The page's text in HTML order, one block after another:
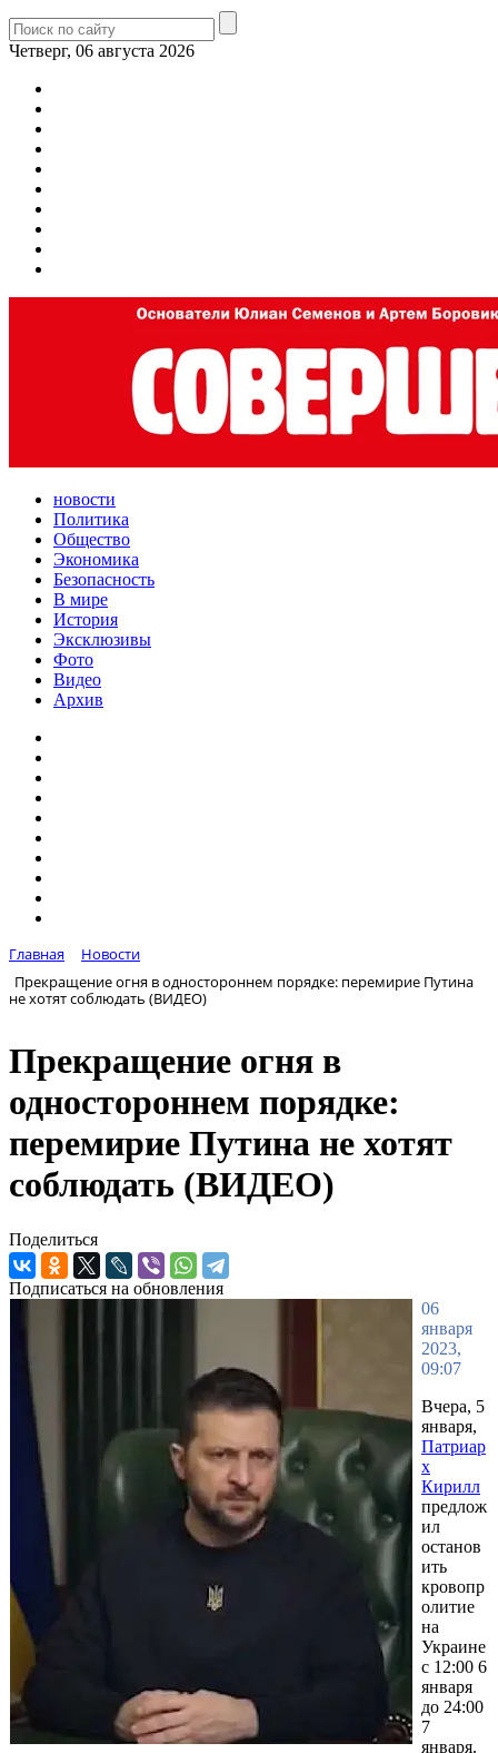
Четверг, 06 августа 2026
новости
Политика
Общество
Экономика
Безопасность
В мире
История
Эксклюзивы
Фото
Видео
Архив
Главная
Новости
Прекращение огня в одностороннем порядке: перемирие Путина
не хотят соблюдать (ВИДЕО)
Прекращение огня в
одностороннем порядке:
перемирие Путина не хотят
соблюдать (ВИДЕО)
Поделиться
Подписаться на обновления
06
января
2023,
09:07
Вчера, 5
января,
Патриар
х
Кирилл
предлож
ил
останов
ить
кровопр
олитие
на
Украине
с 12:00 6
января
до 24:00
7
января.